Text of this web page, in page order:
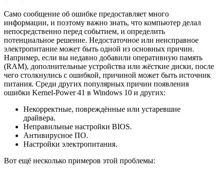
Само сообщение об ошибке предоставляет много
информации, и поэтому важно знать, что компьютер делал
непосредственно перед событием, и определить
потенциальное решение. Недостаточное или неисправное
электропитание может быть одной из основных причин.
Например, если вы недавно добавили оперативную память
(RAM), дополнительные устройства или жёсткие диски, после
чего столкнулись с ошибкой, причиной может быть источник
питания. Среди других популярных причин появления
ошибки Kernel-Power 41 в Windows 10 и других:
Некорректные, повреждённые или устаревшие
драйвера.
Неправильные настройки BIOS.
Антивирусное ПО.
Настройки электропитания.
Вот ещё несколько примеров этой проблемы: